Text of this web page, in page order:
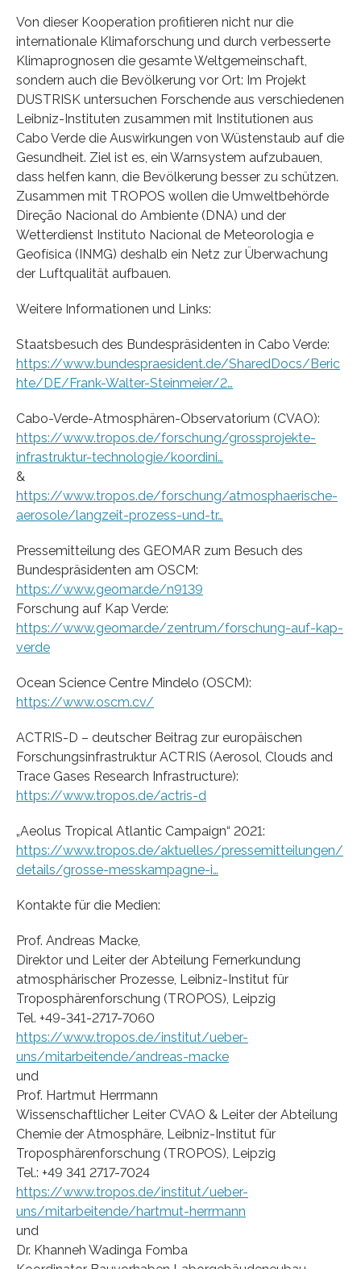
Von dieser Kooperation profitieren nicht nur die
internationale Klimaforschung und durch verbesserte
Klimaprognosen die gesamte Weltgemeinschaft,
sondern auch die Bevölkerung vor Ort: Im Projekt
DUSTRISK untersuchen Forschende aus verschiedenen
Leibniz-Instituten zusammen mit Institutionen aus
Cabo Verde die Auswirkungen von Wüstenstaub auf die
Gesundheit. Ziel ist es, ein Warnsystem aufzubauen,
dass helfen kann, die Bevölkerung besser zu schützen.
Zusammen mit TROPOS wollen die Umweltbehörde
Direção Nacional do Ambiente (DNA) und der
Wetterdienst Instituto Nacional de Meteorologia e
Geofísica (INMG) deshalb ein Netz zur Überwachung
der Luftqualität aufbauen.
Weitere Informationen und Links:
Staatsbesuch des Bundespräsidenten in Cabo Verde:
https://www.bundespraesident.de/SharedDocs/Beric
hte/DE/Frank-Walter-Steinmeier/2…
Cabo-Verde-Atmosphären-Observatorium (CVAO):
https://www.tropos.de/forschung/grossprojekte-
infrastruktur-technologie/koordini…
&
https://www.tropos.de/forschung/atmosphaerische-
aerosole/langzeit-prozess-und-tr…
Pressemitteilung des GEOMAR zum Besuch des
Bundespräsidenten am OSCM:
https://www.geomar.de/n9139
Forschung auf Kap Verde:
https://www.geomar.de/zentrum/forschung-auf-kap-
verde
Ocean Science Centre Mindelo (OSCM):
https://www.oscm.cv/
ACTRIS-D – deutscher Beitrag zur europäischen
Forschungsinfrastruktur ACTRIS (Aerosol, Clouds and
Trace Gases Research Infrastructure):
https://www.tropos.de/actris-d
„Aeolus Tropical Atlantic Campaign“ 2021:
https://www.tropos.de/aktuelles/pressemitteilungen/
details/grosse-messkampagne-i…
Kontakte für die Medien:
Prof. Andreas Macke,
Direktor und Leiter der Abteilung Fernerkundung
atmosphärischer Prozesse, Leibniz-Institut für
Troposphärenforschung (TROPOS), Leipzig
Tel. +49-341-2717-7060
https://www.tropos.de/institut/ueber-
uns/mitarbeitende/andreas-macke
und
Prof. Hartmut Herrmann
Wissenschaftlicher Leiter CVAO & Leiter der Abteilung
Chemie der Atmosphäre, Leibniz-Institut für
Troposphärenforschung (TROPOS), Leipzig
Tel.: +49 341 2717-7024
https://www.tropos.de/institut/ueber-
uns/mitarbeitende/hartmut-herrmann
und
Dr. Khanneh Wadinga Fomba